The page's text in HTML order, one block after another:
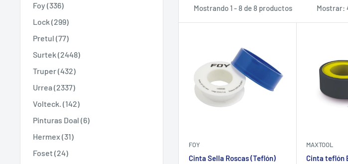
Foy (336)
Lock (299)
Pretul (77)
Surtek (2448)
Truper (432)
Urrea (2337)
Volteck. (142)
Pinturas Doal (6)
Hermex (31)
Foset (24)
Mostrando 1 - 8 de 8 productos Mostrar:
FOY
Cinta Sella Roscas (Teflón)
MAXTOOL
Cinta teflón